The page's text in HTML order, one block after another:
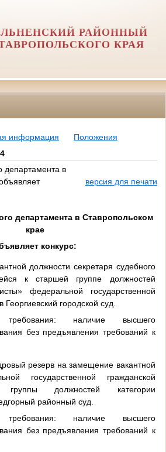
РАЙОННЫЙ
КРАЯ
информация
Положения
департамента в
версия для печати
департамента в Ставропольском
крае
конкурс:
должности секретаря судебного
к старшей группе должностей
федеральной государственной
городской суд.
требования: наличие высшего
без предъявления требований к
резерв на замещение вакантной
государственной гражданской
должностей категории
районный суд.
требования: наличие высшего
без предъявления требований к